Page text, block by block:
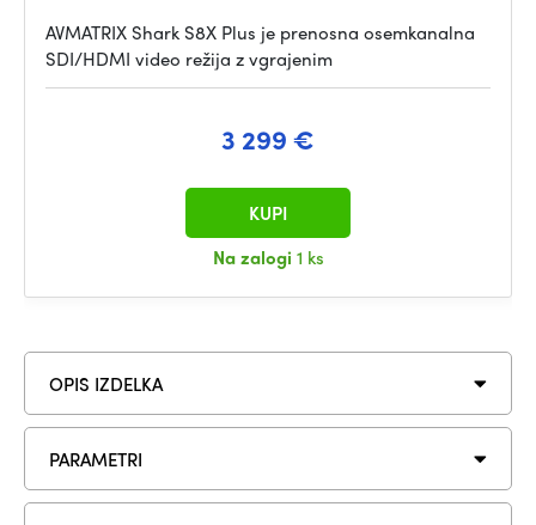
AVMATRIX Shark S8X Plus je prenosna osemkanalna
SDI/HDMI video režija z vgrajenim
3 299 €
Na zalogi 1 ks
KUPI
OPIS IZDELKA
PARAMETRI